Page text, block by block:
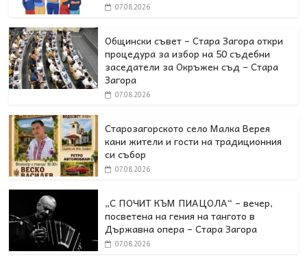
07.08.2026
Общински съвет – Стара Загора откри
процедура за избор на 50 съдебни
заседатели за Окръжен съд – Стара
Загора
07.08.2026
Старозагорското село Малка Верея
кани жители и гости на традиционния
си събор
07.08.2026
„С ПОЧИТ КЪМ ПИАЦОЛА“ – вечер,
посветена на гения на тангото в
Държавна опера – Стара Загора
07.08.2026